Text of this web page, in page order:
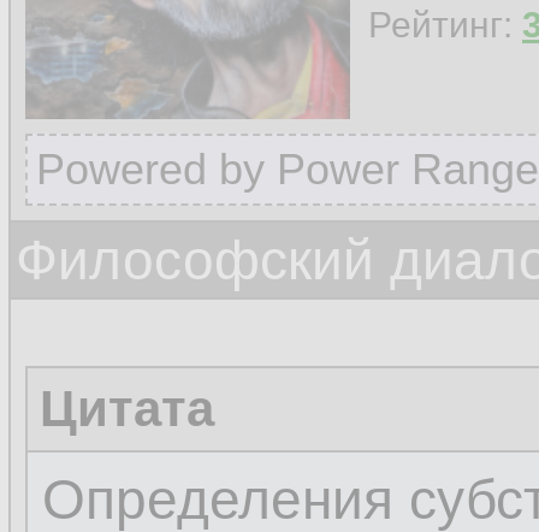
Рейтинг:
Powered by Power
Философский
Цитата
Определения